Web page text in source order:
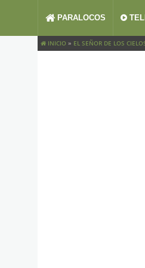
PARALOCOS
INICIO » EL SEÑOR DE LOS